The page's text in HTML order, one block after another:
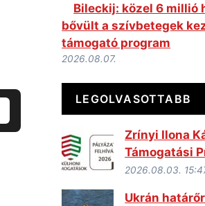
Bileckij: közel 6 millió
bővült a szívbetegek
támogató program
2026.08.07.
LEGOLVASOTTABB
Zrínyi Ilona
Támogatási
2026.08.03.
Ukrán